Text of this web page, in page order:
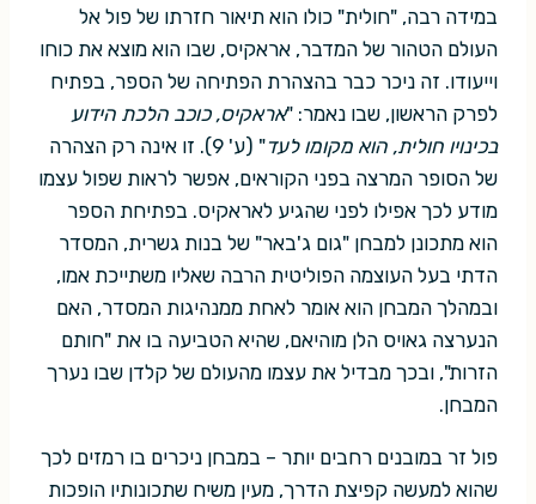
במידה רבה, "חולית" כולו הוא תיאור חזרתו של פול אל
העולם הטהור של המדבר, אראקיס, שבו הוא מוצא את כוחו
וייעודו. זה ניכר כבר בהצהרת הפתיחה של הספר, בפתיח
לפרק הראשון, שבו נאמר: "אראקיס, כוכב הלכת הידוע
בכינויו חולית, הוא מקומו לעד
" (ע' 9). זו אינה רק הצהרה
של הסופר המרצה בפני הקוראים, אפשר לראות שפול עצמו
מודע לכך אפילו לפני שהגיע לאראקיס. בפתיחת הספר
הוא מתכונן למבחן "גום ג'באר" של בנות גשרית, המסדר
הדתי בעל העוצמה הפוליטית הרבה שאליו משתייכת אמו,
ובמהלך המבחן הוא אומר לאחת ממנהיגות המסדר, האם
הנערצה גאויס הלן מוהיאם, שהיא הטביעה בו את "חותם
הזרות", ובכך מבדיל את עצמו מהעולם של קלדן שבו נערך
המבחן.
פול זר במובנים רחבים יותר – במבחן ניכרים בו רמזים לכך
שהוא למעשה קפיצת הדרך, מעין משיח שתכונותיו הופכות